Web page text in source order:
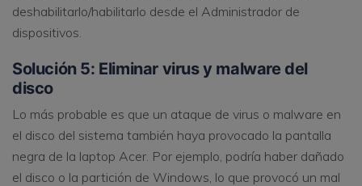
deshabilitarlo/habilitarlo desde el Administrador de
dispositivos.
Solución 5: Eliminar virus y malware del
disco
Lo más probable es que un ataque de virus o malware en
el disco del sistema también haya provocado la pantalla
negra de la laptop Acer. Por ejemplo, podría haber dañado
el disco o la partición de Windows, lo que provocó un mal